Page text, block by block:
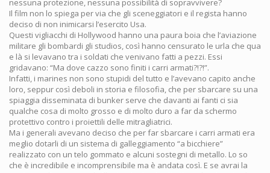
nessuna protezione, nessuna possibilità di sopravvivere?
Il film non lo spiega per via che gli sceneggiatori e il regista hanno
deciso di non inimicarsi l’esercito Usa.
Questi vigliacchi di Hollywood hanno una paura boia che l’aviazione
militare gli bombardi gli studios, così hanno censurato le urla che qua
e là si levavano tra i soldati che venivano fatti a pezzi. Essi
gridavano: “Ma dove cazzo sono finiti i carri armati?!?!”.
Infatti, i marines non sono stupidi del tutto e l’avevano capito anche
loro, seppur così deboli in storia e filosofia, che per sbarcare su una
spiaggia disseminata di bunker serve che davanti ai fanti ci sia
qualche cosa di molto grosso e di molto duro a far da schermo
protettivo contro i proiettili delle mitragliatrici.
Ma i generali avevano deciso che per far sbarcare i carri armati era
meglio dotarli di un sistema di galleggiamento “a bicchiere”
realizzato con un telo gommato e alcuni sostegni di metallo. Lo so
che è incredibile e incomprensibile ma è andata così. E se avrai la